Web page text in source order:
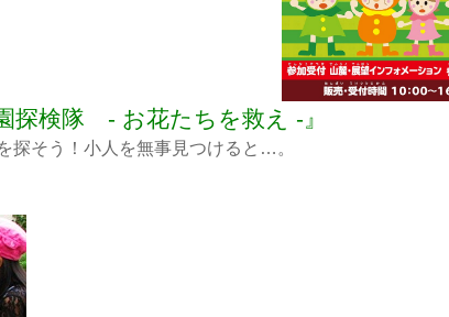
探検隊 - お花たちを救え -』
探そう！小人を無事見つけると…。